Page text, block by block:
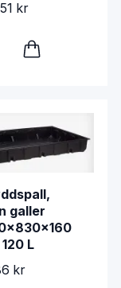
kr
galler
L
kr